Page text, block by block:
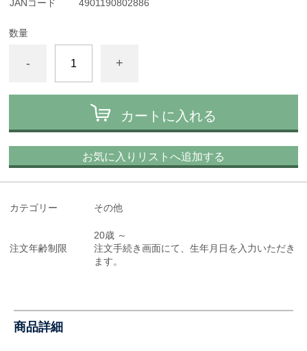
JANコード 4901190802886
数量
- +
カートに入れる
お気に入りリストへ追加する
カテゴリー その他
注文年齢制限
20歳 ～
注文手続き画面にて、生年月日を入力いただき
ます。
商品詳細